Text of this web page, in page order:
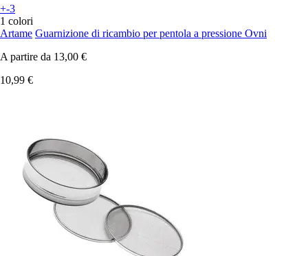
+-3
1 colori
Artame Guarnizione di ricambio per pentola a pressione Ovni
A partire da 13,00 €
10,99 €